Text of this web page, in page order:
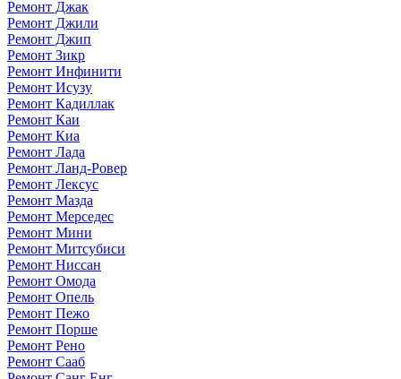
Ремонт Джак
Ремонт Джили
Ремонт Джип
Ремонт Зикр
Ремонт Инфинити
Ремонт Исузу
Ремонт Кадиллак
Ремонт Каи
Ремонт Киа
Ремонт Лада
Ремонт Ланд-Ровер
Ремонт Лексус
Ремонт Мазда
Ремонт Мерседес
Ремонт Мини
Ремонт Митсубиси
Ремонт Ниссан
Ремонт Омода
Ремонт Опель
Ремонт Пежо
Ремонт Порше
Ремонт Рено
Ремонт Сааб